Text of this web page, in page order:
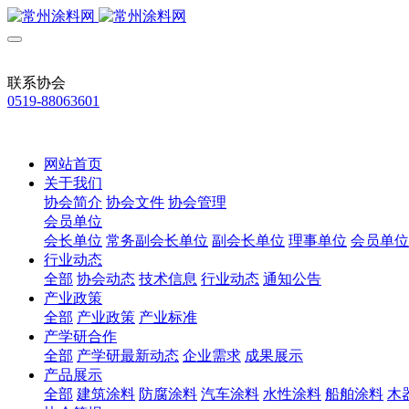
联系协会
0519-88063601
网站首页
关于我们
协会简介 协会文件 协会管理
会员单位
会长单位 常务副会长单位 副会长单位 理事单位 会员单位
行业动态
全部 协会动态 技术信息 行业动态 通知公告
产业政策
全部 产业政策 产业标准
产学研合作
全部 产学研最新动态 企业需求 成果展示
产品展示
全部 建筑涂料 防腐涂料 汽车涂料 水性涂料 船舶涂料 木